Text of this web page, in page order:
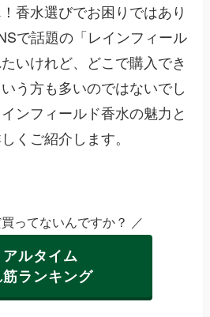
香水選びでお困りではあり
で話題の「レインフィール
いけれど、どこで購入でき
う方も多いのではないでし
ンフィールド香水の魅力と
くご紹介します。
ってないんですか？ ／
アルタイム
ランキング